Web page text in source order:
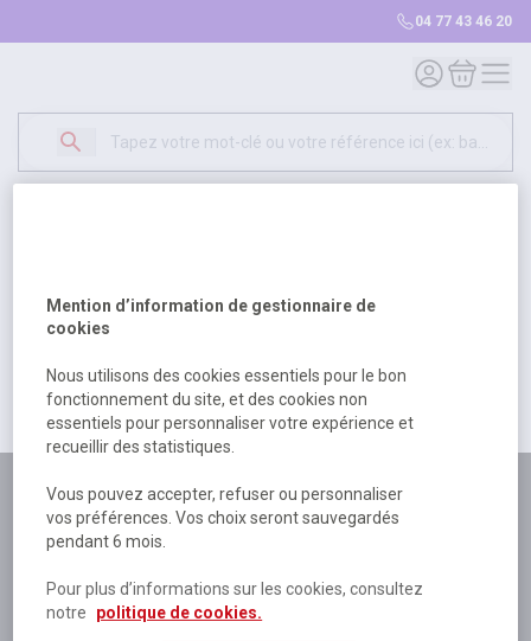
04 77 43 46 20
Mon compte
Mon
500
excuser pour la gêne occasionée.
Retour Retour à l'accueil
Plus de 180 personnes
à votre écoute
Plus de 80 000 références
disponibles
Expédition le jour même
Mention d’information de gestionnaire de
cookies
Nous utilisons des cookies essentiels pour le bon
fonctionnement du site, et des cookies non
essentiels pour personnaliser votre expérience et
recueillir des statistiques.
Vous pouvez accepter, refuser ou personnaliser
vos préférences. Vos choix seront sauvegardés
pendant 6 mois.
Pour plus d’informations sur les cookies, consultez
notre
politique de cookies.